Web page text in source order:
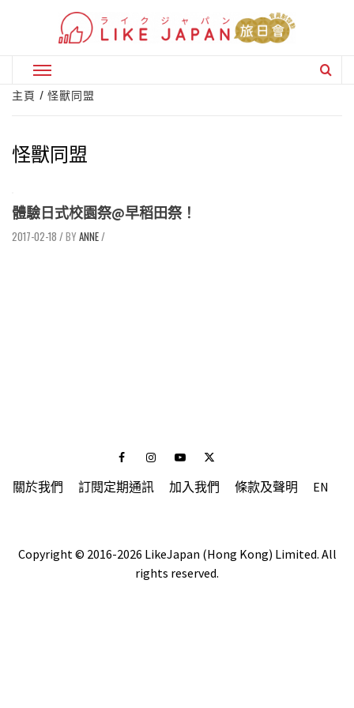
Primary
Menu
主頁 怪獸同盟
怪獸同盟
體驗日式校園祭@早稻田祭！
2017-02-18 / ANNE/
FacebookInstagramYoutubeTwitter
關於我們 訂閱定期通訊 加入我們 條款及聲明 EN
Copyright © 2016-2026 LikeJapan (Hong Kong) Limited. All
rights reserved.